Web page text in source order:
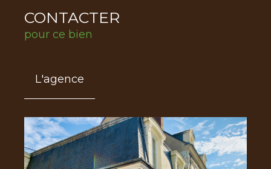
CONTACTER
pour ce bien
L'agence